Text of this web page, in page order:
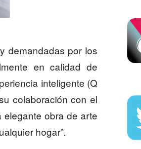
demandadas por los
en calidad de
inteligente (Q
colaboración con el
elegante obra de arte
hogar”.